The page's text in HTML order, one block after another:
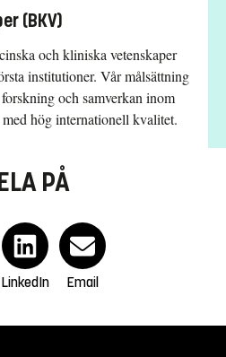
(BKV)
och kliniska vetenskaper
institutioner. Vår målsättning
och samverkan inom
hög internationell kvalitet.
PÅ
LinkedIn Email